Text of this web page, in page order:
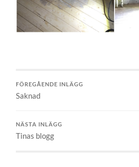
FÖREGÅENDE INLÄGG
Saknad
NÄSTA INLÄGG
Tinas blogg